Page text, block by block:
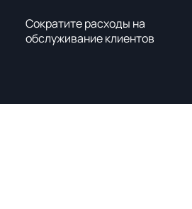
Сократите расходы на
обслуживание клиентов